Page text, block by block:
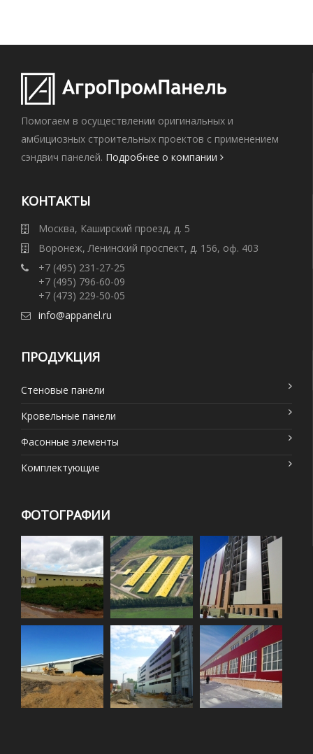
Помогаем в осуществлении оригинальных и
амбициозных строительных проектов с применением
сэндвич панелей. Подробнее о компании
КОНТАКТЫ
Москва, Каширский проезд, д. 5
Воронеж, Ленинский проспект, д. 156, оф. 403
+7 (495) 231-27-25
+7 (495) 796-60-09
+7 (473) 229-50-05
info@appanel.ru
ПРОДУКЦИЯ
Стеновые панели
Кровельные панели
Фасонные элементы
Комплектующие
ФОТОГРАФИИ